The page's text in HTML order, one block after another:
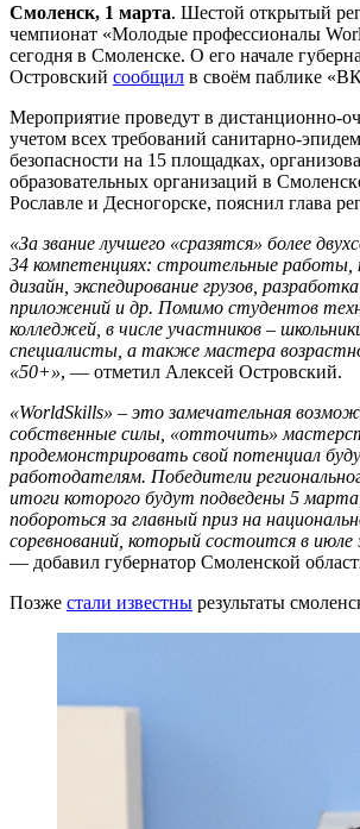
Смоленск, 1 марта. Шестой открытый
чемпионат «Молодые профессионалы
сегодня в Смоленске. О его начале
Островский сообщил в своём паблике
Мероприятие проведут в дистанционно-
учетом всех требований санитарно-
безопасности на 15 площадках,
образовательных организаций в
Рославле и Десногорске, пояснил глава
«За звание лучшего «сразятся» более
34 компетенциях: строительные работы,
дизайн, экспедирование грузов,
приложений и др. Помимо студентов
колледжей, в числе участников –
специалисты, а также мастера
«50+», — отметил Алексей Островский.
«WorldSkills» – это замечательная
собственные силы, «отточить»
продемонстрировать свой потенциал
работодателям. Победители
итоги которого будут подведены 5
побороться за главный приз на
соревнований, который состоится в июле
— добавил губернатор Смоленской
Позже стали известны результаты